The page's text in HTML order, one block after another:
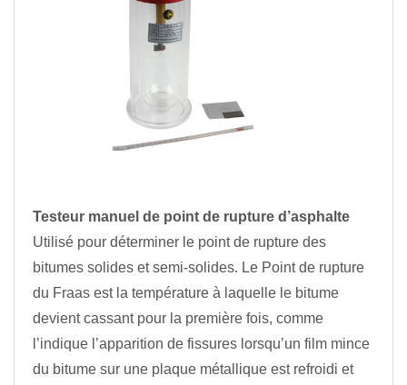
Testeur manuel de point de rupture d’asphalte
Utilisé pour déterminer le point de rupture des
bitumes solides et semi-solides. Le Point de rupture
du Fraas est la température à laquelle le bitume
devient cassant pour la première fois, comme
l’indique l’apparition de fissures lorsqu’un film mince
du bitume sur une plaque métallique est refroidi et